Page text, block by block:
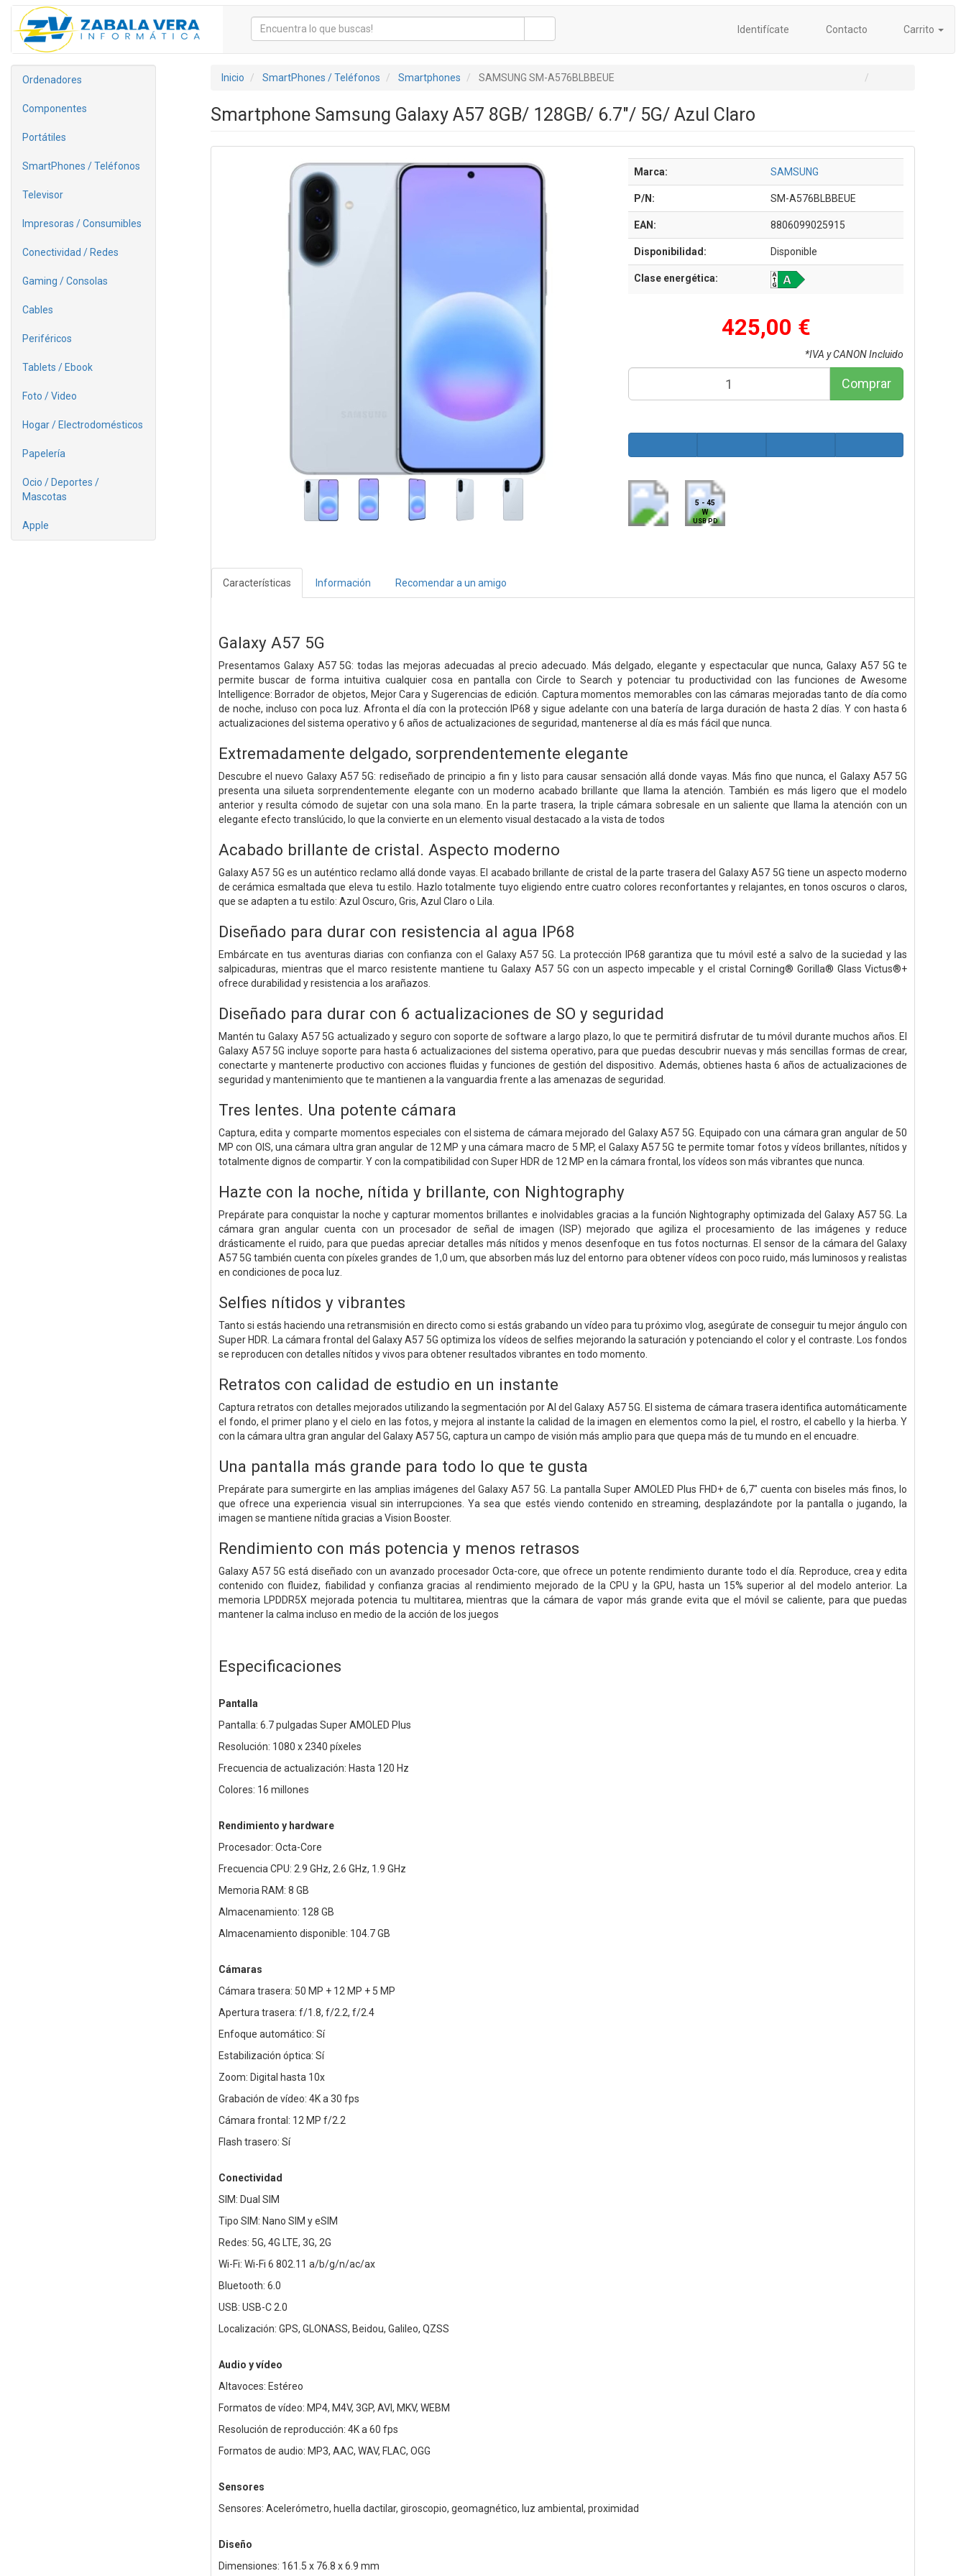
Identifícate Contacto Carrito
Ordenadores
Componentes
Portátiles
SmartPhones / Teléfonos
Televisor
Impresoras / Consumibles
Conectividad / Redes
Gaming / Consolas
Cables
Periféricos
Tablets / Ebook
Foto / Video
Hogar / Electrodomésticos
Papelería
Ocio / Deportes /
Mascotas
Apple
Inicio SmartPhones / Teléfonos Smartphones SAMSUNG SM-A576BLBBEUE
Smartphone Samsung Galaxy A57 8GB/ 128GB/ 6.7"/ 5G/ Azul Claro
Marca: SAMSUNG
P/N: SM-A576BLBBEUE
EAN: 8806099025915
Disponibilidad: Disponible
Clase energética:
425,00 €
*IVA y CANON Incluido
Comprar
5 - 45
W
USB PD
Características Información Recomendar a un amigo
Galaxy A57 5G
Presentamos Galaxy A57 5G: todas las mejoras adecuadas al precio adecuado. Más delgado, elegante y espectacular que nunca, Galaxy A57 5G te
permite buscar de forma intuitiva cualquier cosa en pantalla con Circle to Search y potenciar tu productividad con las funciones de Awesome
Intelligence: Borrador de objetos, Mejor Cara y Sugerencias de edición. Captura momentos memorables con las cámaras mejoradas tanto de día como
de noche, incluso con poca luz. Afronta el día con la protección IP68 y sigue adelante con una batería de larga duración de hasta 2 días. Y con hasta 6
actualizaciones del sistema operativo y 6 años de actualizaciones de seguridad, mantenerse al día es más fácil que nunca.
Extremadamente delgado, sorprendentemente elegante
Descubre el nuevo Galaxy A57 5G: rediseñado de principio a fin y listo para causar sensación allá donde vayas. Más fino que nunca, el Galaxy A57 5G
presenta una silueta sorprendentemente elegante con un moderno acabado brillante que llama la atención. También es más ligero que el modelo
anterior y resulta cómodo de sujetar con una sola mano. En la parte trasera, la triple cámara sobresale en un saliente que llama la atención con un
elegante efecto translúcido, lo que la convierte en un elemento visual destacado a la vista de todos
Acabado brillante de cristal. Aspecto moderno
Galaxy A57 5G es un auténtico reclamo allá donde vayas. El acabado brillante de cristal de la parte trasera del Galaxy A57 5G tiene un aspecto moderno
de cerámica esmaltada que eleva tu estilo. Hazlo totalmente tuyo eligiendo entre cuatro colores reconfortantes y relajantes, en tonos oscuros o claros,
que se adapten a tu estilo: Azul Oscuro, Gris, Azul Claro o Lila.
Diseñado para durar con resistencia al agua IP68
Embárcate en tus aventuras diarias con confianza con el Galaxy A57 5G. La protección IP68 garantiza que tu móvil esté a salvo de la suciedad y las
salpicaduras, mientras que el marco resistente mantiene tu Galaxy A57 5G con un aspecto impecable y el cristal Corning® Gorilla® Glass Victus®+
ofrece durabilidad y resistencia a los arañazos.
Diseñado para durar con 6 actualizaciones de SO y seguridad
Mantén tu Galaxy A57 5G actualizado y seguro con soporte de software a largo plazo, lo que te permitirá disfrutar de tu móvil durante muchos años. El
Galaxy A57 5G incluye soporte para hasta 6 actualizaciones del sistema operativo, para que puedas descubrir nuevas y más sencillas formas de crear,
conectarte y mantenerte productivo con acciones fluidas y funciones de gestión del dispositivo. Además, obtienes hasta 6 años de actualizaciones de
seguridad y mantenimiento que te mantienen a la vanguardia frente a las amenazas de seguridad.
Tres lentes. Una potente cámara
Captura, edita y comparte momentos especiales con el sistema de cámara mejorado del Galaxy A57 5G. Equipado con una cámara gran angular de 50
MP con OIS, una cámara ultra gran angular de 12 MP y una cámara macro de 5 MP, el Galaxy A57 5G te permite tomar fotos y vídeos brillantes, nítidos y
totalmente dignos de compartir. Y con la compatibilidad con Super HDR de 12 MP en la cámara frontal, los vídeos son más vibrantes que nunca.
Hazte con la noche, nítida y brillante, con Nightography
Prepárate para conquistar la noche y capturar momentos brillantes e inolvidables gracias a la función Nightography optimizada del Galaxy A57 5G. La
cámara gran angular cuenta con un procesador de señal de imagen (ISP) mejorado que agiliza el procesamiento de las imágenes y reduce
drásticamente el ruido, para que puedas apreciar detalles más nítidos y menos desenfoque en tus fotos nocturnas. El sensor de la cámara del Galaxy
A57 5G también cuenta con píxeles grandes de 1,0 um, que absorben más luz del entorno para obtener vídeos con poco ruido, más luminosos y realistas
en condiciones de poca luz.
Selfies nítidos y vibrantes
Tanto si estás haciendo una retransmisión en directo como si estás grabando un vídeo para tu próximo vlog, asegúrate de conseguir tu mejor ángulo con
Super HDR. La cámara frontal del Galaxy A57 5G optimiza los vídeos de selfies mejorando la saturación y potenciando el color y el contraste. Los fondos
se reproducen con detalles nítidos y vivos para obtener resultados vibrantes en todo momento.
Retratos con calidad de estudio en un instante
Captura retratos con detalles mejorados utilizando la segmentación por AI del Galaxy A57 5G. El sistema de cámara trasera identifica automáticamente
el fondo, el primer plano y el cielo en las fotos, y mejora al instante la calidad de la imagen en elementos como la piel, el rostro, el cabello y la hierba. Y
con la cámara ultra gran angular del Galaxy A57 5G, captura un campo de visión más amplio para que quepa más de tu mundo en el encuadre.
Una pantalla más grande para todo lo que te gusta
Prepárate para sumergirte en las amplias imágenes del Galaxy A57 5G. La pantalla Super AMOLED Plus FHD+ de 6,7" cuenta con biseles más finos, lo
que ofrece una experiencia visual sin interrupciones. Ya sea que estés viendo contenido en streaming, desplazándote por la pantalla o jugando, la
imagen se mantiene nítida gracias a Vision Booster.
Rendimiento con más potencia y menos retrasos
Galaxy A57 5G está diseñado con un avanzado procesador Octa-core, que ofrece un potente rendimiento durante todo el día. Reproduce, crea y edita
contenido con fluidez, fiabilidad y confianza gracias al rendimiento mejorado de la CPU y la GPU, hasta un 15% superior al del modelo anterior. La
memoria LPDDR5X mejorada potencia tu multitarea, mientras que la cámara de vapor más grande evita que el móvil se caliente, para que puedas
mantener la calma incluso en medio de la acción de los juegos
Especificaciones
Pantalla
Pantalla: 6.7 pulgadas Super AMOLED Plus
Resolución: 1080 x 2340 píxeles
Frecuencia de actualización: Hasta 120 Hz
Colores: 16 millones
Rendimiento y hardware
Procesador: Octa-Core
Frecuencia CPU: 2.9 GHz, 2.6 GHz, 1.9 GHz
Memoria RAM: 8 GB
Almacenamiento: 128 GB
Almacenamiento disponible: 104.7 GB
Cámaras
Cámara trasera: 50 MP + 12 MP + 5 MP
Apertura trasera: f/1.8, f/2.2, f/2.4
Enfoque automático: Sí
Estabilización óptica: Sí
Zoom: Digital hasta 10x
Grabación de vídeo: 4K a 30 fps
Cámara frontal: 12 MP f/2.2
Flash trasero: Sí
Conectividad
SIM: Dual SIM
Tipo SIM: Nano SIM y eSIM
Redes: 5G, 4G LTE, 3G, 2G
Wi-Fi: Wi-Fi 6 802.11 a/b/g/n/ac/ax
Bluetooth: 6.0
USB: USB-C 2.0
Localización: GPS, GLONASS, Beidou, Galileo, QZSS
Audio y vídeo
Altavoces: Estéreo
Formatos de vídeo: MP4, M4V, 3GP, AVI, MKV, WEBM
Resolución de reproducción: 4K a 60 fps
Formatos de audio: MP3, AAC, WAV, FLAC, OGG
Sensores
Sensores: Acelerómetro, huella dactilar, giroscopio, geomagnético, luz ambiental, proximidad
Diseño
Dimensiones: 161.5 x 76.8 x 6.9 mm